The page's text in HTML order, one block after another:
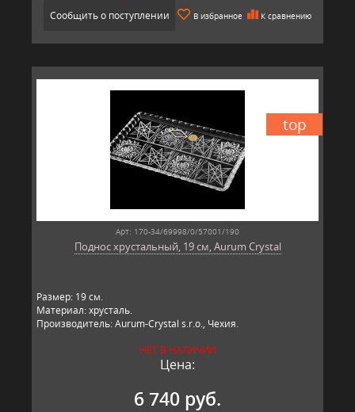
Сообщить о поступлении В избранное К сравнению
top
Арт: 170-34/69998/0/57001/190
Поднос хрустальный, 19 см, Aurum Crystal
Размер: 19 см.
Материал: хрусталь.
Производитель: Aurum-Crystal s.r.o., Чехия.
НЕТ В НАЛИЧИИ
Цена:
6 740 руб.